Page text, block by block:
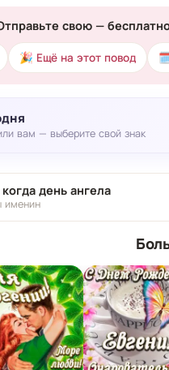
свою —
🎉 Ещё на этот повод 🗓
вам — выберите свой знак
день ангела
именин